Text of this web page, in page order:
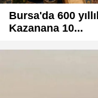
Bursa'da 600
Kazanana 10...